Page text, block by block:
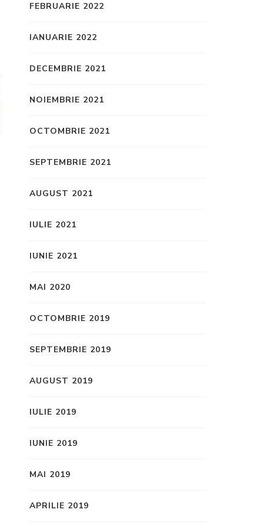
FEBRUARIE 2022
IANUARIE 2022
DECEMBRIE 2021
NOIEMBRIE 2021
OCTOMBRIE 2021
SEPTEMBRIE 2021
AUGUST 2021
IULIE 2021
IUNIE 2021
MAI 2020
OCTOMBRIE 2019
SEPTEMBRIE 2019
AUGUST 2019
IULIE 2019
IUNIE 2019
MAI 2019
APRILIE 2019